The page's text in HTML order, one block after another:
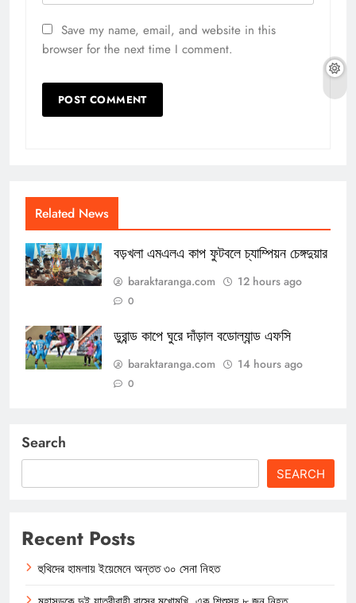
Save my name, email, and website in this
browser for the next time I comment.
Related News
বড়খলা এমএলএ কাপ ফুটবলে চ্যাম্পিয়ন চেঙ্গদুয়ার
baraktaranga.com 12 hours ago
0
ডুরান্ড কাপে ঘুরে দাঁড়াল বডোল্যান্ড এফসি
baraktaranga.com 14 hours ago
0
Search
SEARCH
Recent Posts
হুথিদের হামলায় ইয়েমেনে অন্তত ৩০ সেনা নিহত